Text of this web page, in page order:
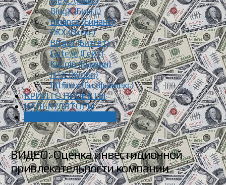
BingX (Бингс)
Binance (Бинанс)
OKX (Окекс)
Bitget (Битгет)
Gate.io (Гейт)
KuCoin (Кукоин)
HTX (Хуоби)
Bitfinex (Битфайнекс)
КРИПТО ПРОЕКТЫ
КАЛЬКУЛЯТОРЫ
ВИДЕО: Оценка инвестиционной
привлекательности компании